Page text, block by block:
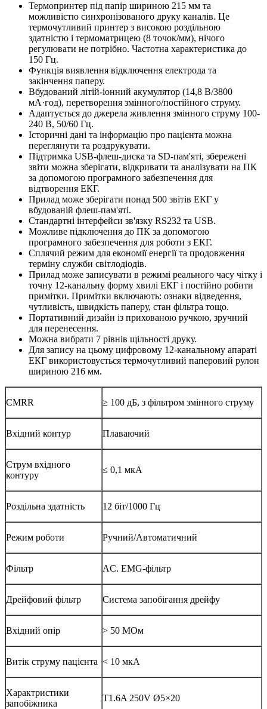
Термопринтер під папір шириною 215 мм та
можливістю синхронізованого друку каналів. Це
термочутливий принтер з високою роздільною
здатністю і термоматрицею (8 точок/мм), нічого
регулювати не потрібно. Частотна характеристика до
150 Гц.
Функція виявлення відключення електрода та
закінчення паперу.
Вбудований літій-іонний акумулятор (14,8 В/3800
мА·год), перетворення змінного/постійного струму.
Адаптується до джерела живлення змінного струму 100-
240 В, 50/60 Гц.
Історичні дані та інформацію про пацієнта можна
переглянути та роздрукувати.
Підтримка USB-флеш-диска та SD-пам'яті, збережені
звіти можна зберігати, відкривати та аналізувати на ПК
за допомогою програмного забезпечення для
відтворення ЕКГ.
Прилад може зберігати понад 500 звітів ЕКГ у
вбудованій флеш-пам'яті.
Стандартні інтерфейси зв'язку RS232 та USB.
Можливе підключення до ПК за допомогою
програмного забезпечення для роботи з ЕКГ.
Сплячий режим для економії енергії та продовження
терміну служби світлодіодів.
Прилад може записувати в режимі реального часу чітку і
точну 12-канальну форму хвилі ЕКГ і постійно робити
примітки. Примітки включають: ознаки відведення,
чутливість, швидкість паперу, стан фільтра тощо.
Портативний дизайн із прихованою ручкою, зручний
для перенесення.
Можна вибрати 7 рівнів щільності друку.
Для запису на цьому цифровому 12-канальному апараті
ЕКГ використовується термочутливий паперовий рулон
шириною 216 мм.
CMRR ≥ 100 дБ, з фільтром змінного струму
Вхідний контур Плаваючий
Струм вхідного
контуру
≤ 0,1 мкА
Роздільна здатність 12 біт/1000 Гц
Режим роботи Ручний/Автоматичний
Фільтр AC. EMG-фільтр
Дрейфовий фільтр Система запобігання дрейфу
Вхідний опір > 50 МОм
Витік струму пацієнта < 10 мкА
Характристики
запобіжника
T1.6A 250V Ø5×20